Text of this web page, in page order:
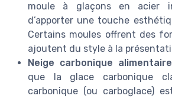
moule à glaçons en acier
d’apporter une touche
Certains moules offrent des
ajoutent du style à la
Neige carbonique alimentaire
que la glace carbonique
carbonique (ou carboglace)